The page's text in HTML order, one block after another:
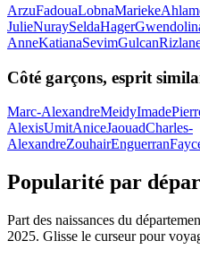
ArzuFadouaLobnaMarieke
JulieNuraySeldaHager
AnneKatianaSevimGulcan
Côté garçons, esprit
Marc-AlexandreMeidyImade
AlexisUmitAniceJaouadCharles-
AlexandreZouhairEnguerran
Popularité par
Part des naissances du
2025. Glisse le curseur pour